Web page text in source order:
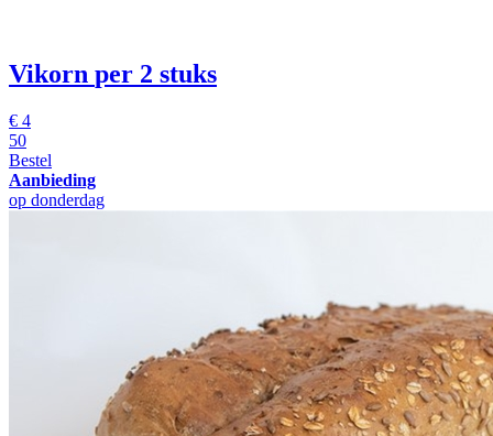
Vikorn per 2 stuks
€ 4
50
Bestel
Aanbieding
op donderdag